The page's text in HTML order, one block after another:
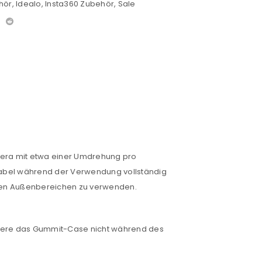
, Idealo, Insta360 Zubehör, Sale
mit etwa einer Umdrehung pro
während der Verwendung vollständig
Außenbereichen zu verwenden.
das Gummit-Case nicht während des